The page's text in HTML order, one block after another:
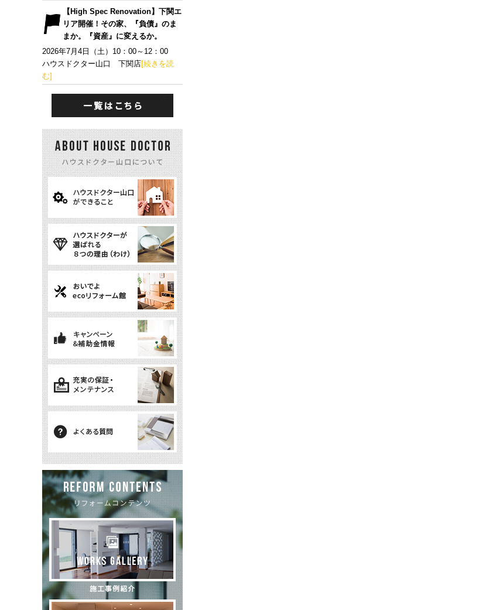
【High Spec Renovation】下関エ
リア開催！その家、『負債』のま
まか。『資産』に変えるか。
2026年7月4日（土）10：00～12：00
ハウスドクター山口 下関店[続きを読
む]